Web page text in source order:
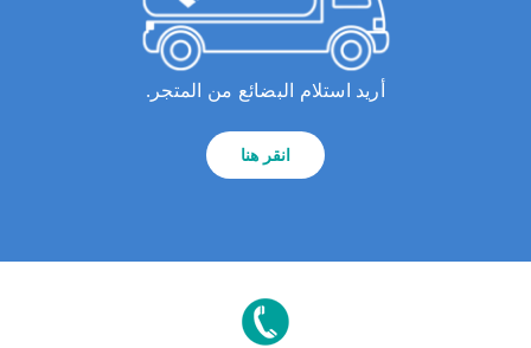
أريد استلام البضائع من المتجر.
انقر هنا